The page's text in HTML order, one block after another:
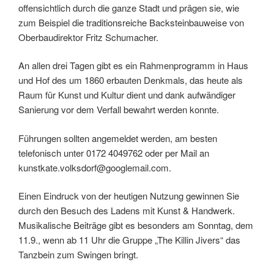
offensichtlich durch die ganze Stadt und prägen sie, wie
zum Beispiel die traditionsreiche Backsteinbauweise von
Oberbaudirektor Fritz Schumacher.
An allen drei Tagen gibt es ein Rahmenprogramm in Haus
und Hof des um 1860 erbauten Denkmals, das heute als
Raum für Kunst und Kultur dient und dank aufwändiger
Sanierung vor dem Verfall bewahrt werden konnte.
Führungen sollten angemeldet werden, am besten
telefonisch unter 0172 4049762 oder per Mail an
kunstkate.volksdorf@googlemail.com.
Einen Eindruck von der heutigen Nutzung gewinnen Sie
durch den Besuch des Ladens mit Kunst & Handwerk.
Musikalische Beiträge gibt es besonders am Sonntag, dem
11.9., wenn ab 11 Uhr die Gruppe „The Killin Jivers“ das
Tanzbein zum Swingen bringt.